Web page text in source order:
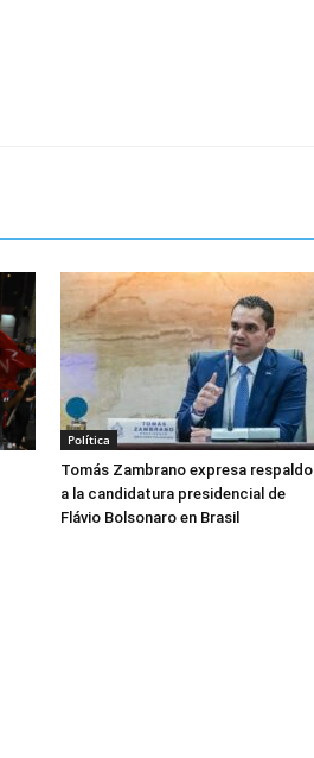
Política
Tomás Zambrano expresa respaldo
a la candidatura presidencial de
Flávio Bolsonaro en Brasil